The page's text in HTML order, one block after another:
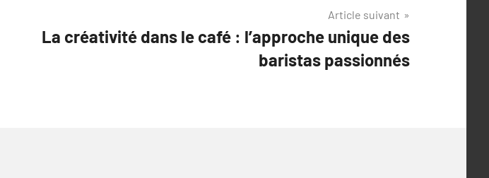
Article suivant
La créativité dans le café : l’approche unique des
baristas passionnés